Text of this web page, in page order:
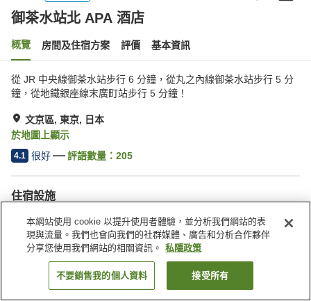
御茶水站北 APA 酒店
概覽 房間及住宿方案 評價 基本資訊
從 JR 中央線御茶水站步行 6 分鐘，從丸之內線御茶水站步行 5 分
鐘，從地鐵銀座線末廣町站步行 5 分鐘！
文京區, 東京, 日本
於地圖上顯示
4.1 很好 評語數量： 205
住宿設施
停車場
水療/美容院
餐廳
自動販賣機
找客房
本網站使用 cookie 以提升使用者體驗，並分析我們網站的表
現與流量。我們也會向我們的社群媒體、廣告和分析合作夥伴
分享您使用我們網站的相關資訊。
私隱政策
不要銷售我的個人資料 接受所有